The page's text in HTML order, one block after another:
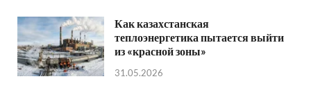
Как казахстанская
теплоэнергетика пытается выйти
из «красной зоны»
31.05.2026